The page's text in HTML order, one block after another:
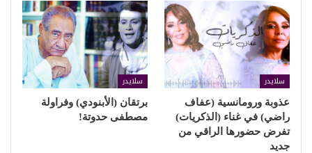
سلايدر
عذوبة ورومانسية (عفاف
راضي) في غناء (الذكريات)
تفرض حضورها الراقي من
جديد
سلايدر
برتقان (الأبنودي) وفراولة
مصطفى حدوتة!